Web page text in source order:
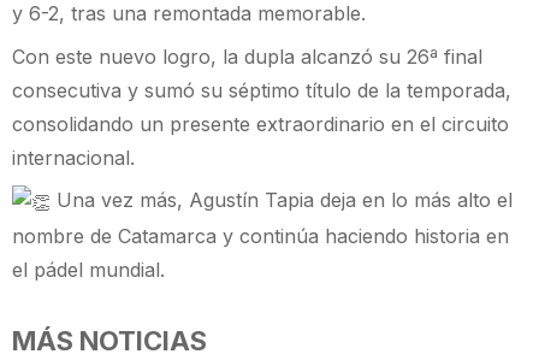
y 6-2, tras una remontada memorable.
Con este nuevo logro, la dupla alcanzó su 26ª final
consecutiva y sumó su séptimo título de la temporada,
consolidando un presente extraordinario en el circuito
internacional.
Una vez más, Agustín Tapia deja en lo más alto el
nombre de Catamarca y continúa haciendo historia en
el pádel mundial.
MÁS NOTICIAS